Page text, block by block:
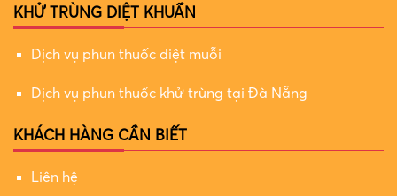
KHỬ TRÙNG DIỆT KHUẨN
Dịch vụ phun thuốc diệt muỗi
Dịch vụ phun thuốc khử trùng tại Đà Nẵng
KHÁCH HÀNG CẦN BIẾT
Liên hệ